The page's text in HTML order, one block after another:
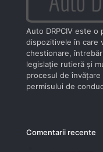
Auto DRPCIV este
dispozitivele în care
chestionare,
legislaţie rutieră şi
procesul de
permisului de
Comentarii recente